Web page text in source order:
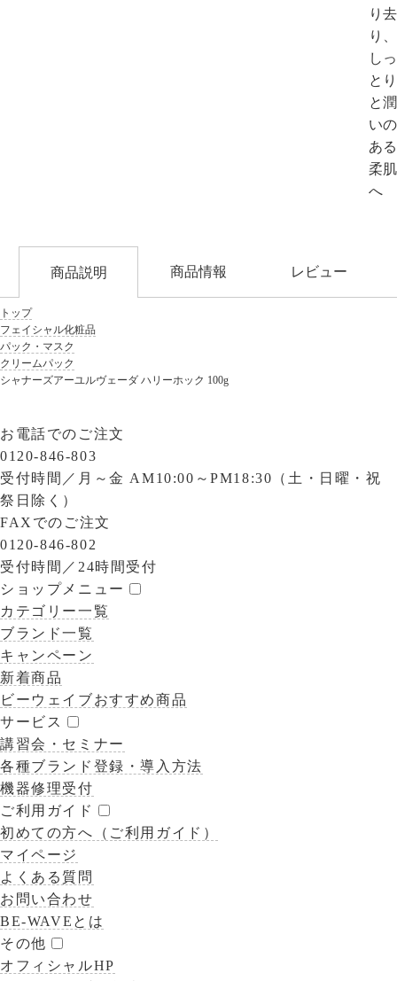
トップ
フェイシャル化粧品
パック・マスク
クリームパック
シャナーズアーユルヴェーダ ハリーホック 100g
り去
り、
しっ
とり
と潤
いの
ある
柔肌
へ
商品説明 商品情報 レビュー
お電話でのご注文
0120-846-803
受付時間／ 月～金 AM10:00～PM18:30（土・日曜・祝
祭日除く）
FAXでのご注文
0120-846-802
受付時間／ 24時間受付
ショップメニュー
カテゴリー一覧
ブランド一覧
キャンペーン
新着商品
ビーウェイブおすすめ商品
サービス
講習会・セミナー
各種ブランド登録・導入方法
機器修理受付
ご利用ガイド
初めての方へ（ご利用ガイド）
マイページ
よくある質問
お問い合わせ
BE-WAVEとは
その他
オフィシャルHP